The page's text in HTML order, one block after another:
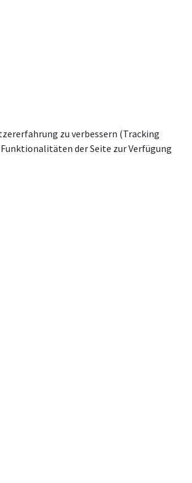
zu verbessern (Tracking
der Seite zur Verfügung